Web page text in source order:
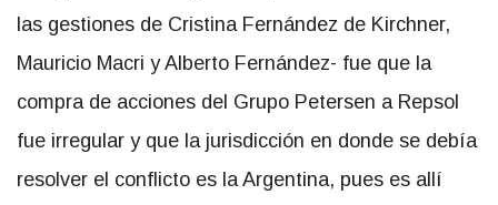
las gestiones de Cristina Fernández de Kirchner,
Mauricio Macri y Alberto Fernández- fue que la
compra de acciones del Grupo Petersen a Repsol
fue irregular y que la jurisdicción en donde se debía
resolver el conflicto es la Argentina, pues es allí